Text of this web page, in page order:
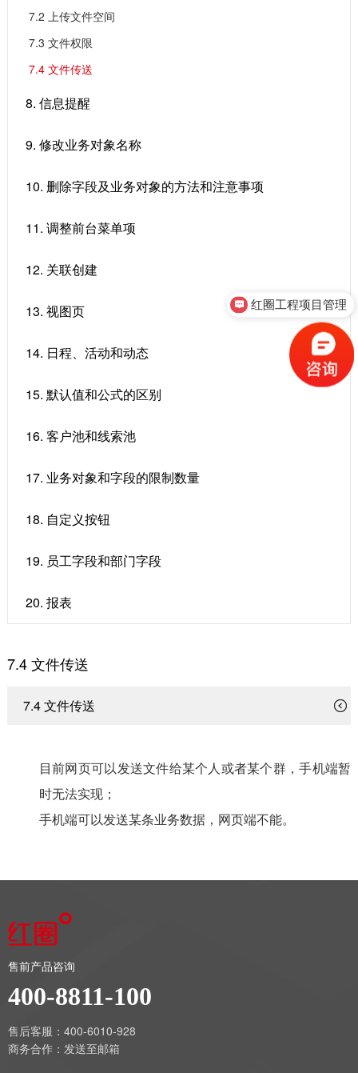
7.2 ​上传文件空间
7.3 ​文件权限
7.4 ​文件传送
8. 信息提醒
9. 修改业务对象名称
10. 删除字段及业务对象的方法和注意事项
11. 调整前台菜单项
12. 关联创建
13. 视图页
14. 日程、活动和动态
15. 默认值和公式的区别
16. 客户池和线索池
17. 业务对象和字段的限制数量
18. 自定义按钮
19. 员工字段和部门字段
20. 报表
7.4 ​文件传送
7.4 ​文件传送
目前网页可以发送文件给某个人或者某个群，手机端暂
时无法实现；
手机端可以发送某条业务数据，网页端不能。
售前产品咨询
400-8811-100
售后客服：400-6010-928
商务合作： 发送至邮箱
红圈工程项目管理